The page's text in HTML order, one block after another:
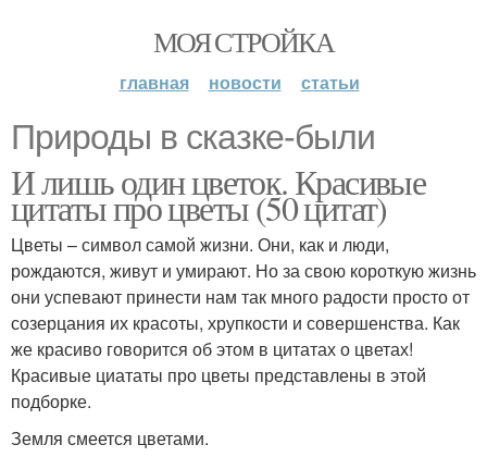
МОЯ СТРОЙКА
главная новости статьи
Природы в сказке-были
И лишь один цветок. Красивые
цитаты про цветы (50 цитат)
Цветы – символ самой жизни. Они, как и люди,
рождаются, живут и умирают. Но за свою короткую жизнь
они успевают принести нам так много радости просто от
созерцания их красоты, хрупкости и совершенства. Как
же красиво говорится об этом в цитатах о цветах!
Красивые циататы про цветы представлены в этой
подборке.
Земля смеется цветами.